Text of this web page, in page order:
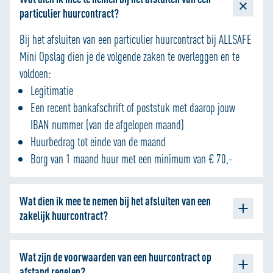
In tegenstelling tot bij andere opslagbedrijven, zijn vrijwel
alle panden van ALLSAFE vrijstaand, waarmee de kans op een
overslaande brand van een naburig pand minimaal is.
Uit voorzorg hanteren wij een strenge controle en verbod op
de opslag van brandgevaarlijke goederen en doen wij
maandelijks een uitgebreide inspectie van de
veiligheidsvoorzieningen. Zo zijn onze panden bij uitstek
geschikt voor het stallen en bewaren van jouw waardevolle
spullen, en daarmee een veel veiliger alternatief dan een
woonhuis of garagebox.
particulier huurcontract?
Bij het afsluiten van een particulier huurcontract bij ALLSAFE
Mini Opslag dien je de volgende zaken te overleggen en te
voldoen:
Legitimatie
Een recent bankafschrift of poststuk met daarop jouw
IBAN nummer (van de afgelopen maand)
Huurbedrag tot einde van de maand
Borg van 1 maand huur met een minimum van € 70,-
Wat dien ik mee te nemen bij het afsluiten van een
zakelijk huurcontract?
Bij het afsluiten van een zakelijk huurcontract bij ALLSAFE
Mini Opslag dien je de volgende zaken te overleggen en te
Wat zijn de voorwaarden van een huurcontract op